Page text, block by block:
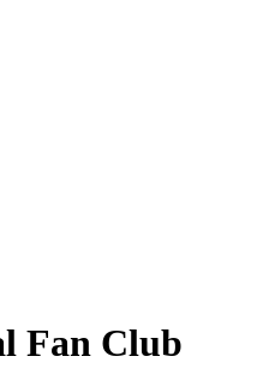
Fan Club